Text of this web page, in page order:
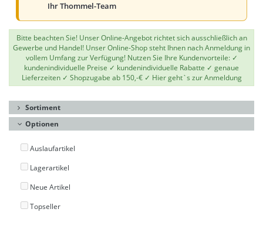
Ihr Thommel-Team
Bitte beachten Sie! Unser Online-Angebot richtet sich ausschließlich an
Gewerbe und Handel! Unser Online-Shop steht Ihnen nach Anmeldung in
vollem Umfang zur Verfügung! Nutzen Sie Ihre Kundenvorteile: ✓
kundenindividuelle Preise ✓ kundenindividuelle Rabatte ✓ genaue
Lieferzeiten ✓ Shopzugabe ab 150,-€ ✓ Hier geht`s zur Anmeldung
Sortiment
Optionen
Auslaufartikel
Lagerartikel
Neue Artikel
Topseller